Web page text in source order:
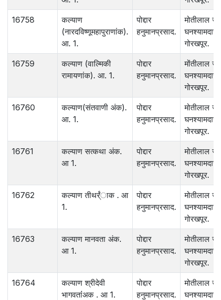
16758
कल्याण
(नारदविष्णूमहापुराणांक).
आ. 1.
पोद्दार
हनुमानप्रसाद.
मोतीलाल
घनश्यामदास
गोरखपूर.
16759
कल्याण (वाल्मिकी
रामायणांक). आ. 1.
पोद्दार
हनुमानप्रसाद.
मोंतीलाल
घनश्यामदास.
गोरखपूर.
16760
कल्याण(संतवाणी अंक).
आ. 1.
पोद्दार
हनुमानप्रसाद.
मोतीलाल
घनश्यामदास
गोरखपूर.
16761
कल्याण सत्कथा अंक.
आ 1.
पोद्दार
हनुमानप्रसाद.
मोतीलाल
घनश्यामदास.
गोरखपूर.
16762
कल्याण तीथर्र्ंाक . आ
1.
पोद्दार
हनुमानप्रसाद.
मोतीलाल
घनश्यामदास
गोरखपूर.
16763
कल्याण मानवता अंक.
आ 1.
पोद्दार
हनुमानप्रसाद.
मोतीलाल
घनश्यामदास
गोरखपूर.
16764
कल्याण श्रीदेवी
भागवतांंअक . आ 1.
पोद्दार
हनुमानप्रसाद.
मोतीलाल
घनश्यामदास.